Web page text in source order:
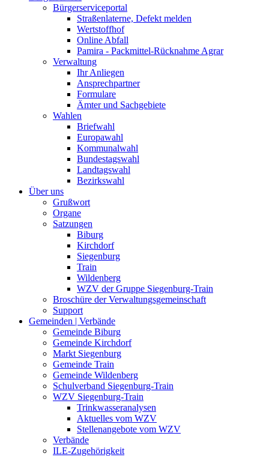
Bürgerserviceportal
Straßenlaterne, Defekt melden
Wertstoffhof
Online Abfall
Pamira - Packmittel-Rücknahme Agrar
Verwaltung
Ihr Anliegen
Ansprechpartner
Formulare
Ämter und Sachgebiete
Wahlen
Briefwahl
Europawahl
Kommunalwahl
Bundestagswahl
Landtagswahl
Bezirkswahl
Über uns
Grußwort
Organe
Satzungen
Biburg
Kirchdorf
Siegenburg
Train
Wildenberg
WZV der Gruppe Siegenburg-Train
Broschüre der Verwaltungsgemeinschaft
Support
Gemeinden | Verbände
Gemeinde Biburg
Gemeinde Kirchdorf
Markt Siegenburg
Gemeinde Train
Gemeinde Wildenberg
Schulverband Siegenburg-Train
WZV Siegenburg-Train
Trinkwasseranalysen
Aktuelles vom WZV
Stellenangebote vom WZV
Verbände
ILE-Zugehörigkeit